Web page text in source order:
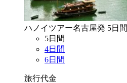
ハノイ ツアー名古屋発 5日間
5日間
4日間
6日間
旅行代金